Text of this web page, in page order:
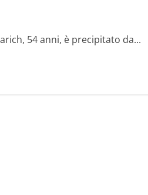
54 anni, è precipitato da...